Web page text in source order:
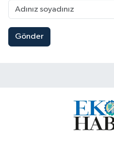
Gönder